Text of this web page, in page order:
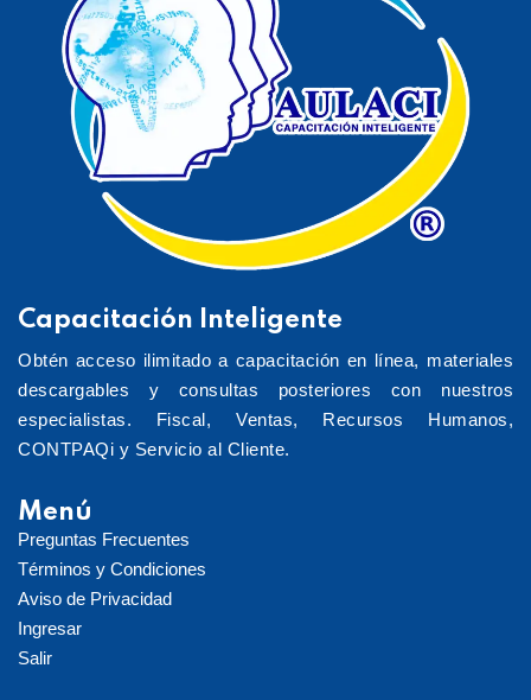
Capacitación Inteligente
Obtén acceso ilimitado a capacitación en línea, materiales
descargables y consultas posteriores con nuestros
especialistas. Fiscal, Ventas, Recursos Humanos,
CONTPAQi y Servicio al Cliente.
Menú
Preguntas Frecuentes
Términos y Condiciones
Aviso de Privacidad
Ingresar
Salir